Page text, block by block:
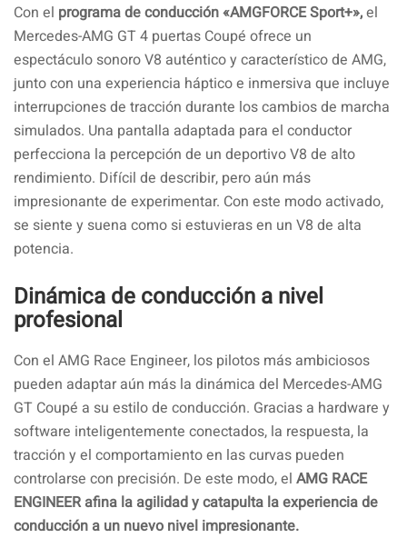
Con el programa de conducción «AMGFORCE Sport+»,el
Mercedes-AMG GT 4 puertas Coupé ofrece un
espectáculo sonoro V8 auténtico y característico de AMG,
junto con una experiencia háptico e inmersiva que incluye
interrupciones de tracción durante los cambios de marcha
simulados. Una pantalla adaptada para el conductor
perfecciona la percepción de un deportivo V8 de alto
rendimiento. Difícil de describir, pero aún más
impresionante de experimentar. Con este modo activado,
se siente y suena como si estuvieras en un V8 de alta
potencia.
Dinámica de conducción a nivel
profesional
Con el AMG Race Engineer, los pilotos más ambiciosos
pueden adaptar aún más la dinámica del Mercedes-AMG
GT Coupé a su estilo de conducción. Gracias a hardware y
software inteligentemente conectados, la respuesta, la
tracción y el comportamiento en las curvas pueden
controlarse con precisión. De este modo, el AMG RACE
ENGINEER afina la agilidad y catapulta la experiencia de
conducción a un nuevo nivel impresionante.